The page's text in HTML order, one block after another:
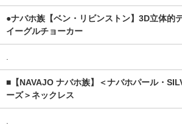
●ナバホ族【ベン・リビンストン】3D立体的
イーグルチョーカー
.
■【NAVAJO ナバホ族】＜ナバホパール・
ーズ＞ネックレス
.